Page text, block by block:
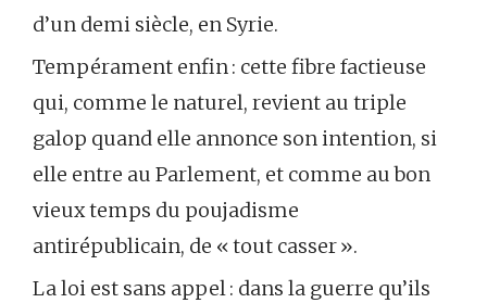
d’un demi siècle, en Syrie.
Tempérament enfin : cette fibre factieuse
qui, comme le naturel, revient au triple
galop quand elle annonce son intention, si
elle entre au Parlement, et comme au bon
vieux temps du poujadisme
antirépublicain, de « tout casser ».
La loi est sans appel : dans la guerre qu’ils